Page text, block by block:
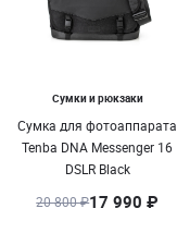
Сумки и рюкзаки
Сумка для фотоаппарата
Tenba DNA Messenger 16
DSLR Black
20 800 ₽17 990 ₽